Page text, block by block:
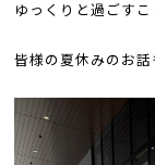
ゆっくりと過ごす
皆様の夏休みのお